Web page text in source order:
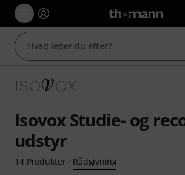
Isovox Studie- og
udstyr
14 Produkter· Rådgivning